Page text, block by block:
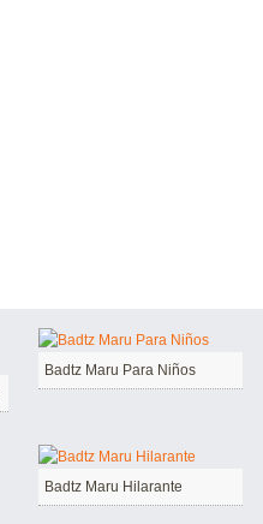
Badtz Maru Para Niños
Badtz Maru Hilarante